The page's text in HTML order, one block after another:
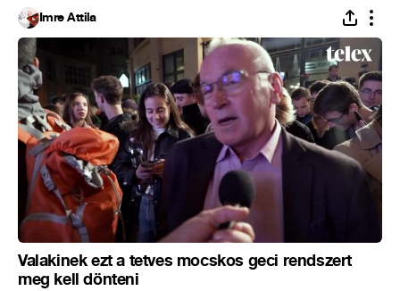
Imre Attila
Valakinek ezt a tetves mocskos geci rendszert
meg kell dönteni